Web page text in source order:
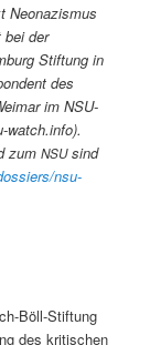
Neon­azis­mus
bei der
Stiftung in
des
im NSU-
watch.info).
zumNSUsind
nsu-
Böll-Stiftung
des kri­tis­chen